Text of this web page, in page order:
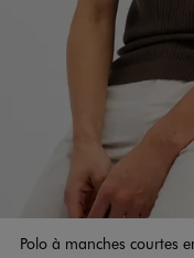
Polo à manches courtes